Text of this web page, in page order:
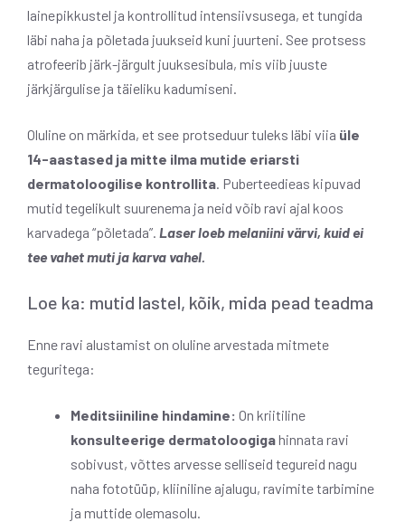
lainepikkustel ja kontrollitud intensiivsusega, et tungida
läbi naha ja põletada juukseid kuni juurteni. See protsess
atrofeerib järk-järgult juuksesibula, mis viib juuste
järkjärgulise ja täieliku kadumiseni.
Oluline on märkida, et see protseduur tuleks läbi viia üle
14-aastased ja mitte ilma mutide eriarsti
dermatoloogilise kontrollita . Puberteedieas kipuvad
mutid tegelikult suurenema ja neid võib ravi ajal koos
karvadega “põletada”. Laser loeb melaniini värvi, kuid ei
tee vahet muti ja karva vahel.
Loe ka: mutid lastel, kõik, mida pead teadma
Enne ravi alustamist on oluline arvestada mitmete
teguritega:
Meditsiiniline hindamine: On kriitiline
konsulteerige dermatoloogigahinnata ravi
sobivust, võttes arvesse selliseid tegureid nagu
naha fototüüp, kliiniline ajalugu, ravimite tarbimine
ja muttide olemasolu.